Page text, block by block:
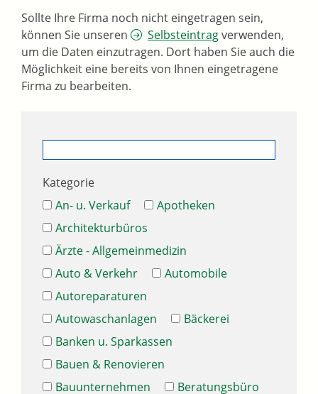
Sollte Ihre Firma noch nicht eingetragen sein,
können Sie unseren
Selbsteintragverwenden,
um die Daten einzutragen. Dort haben Sie auch die
Möglichkeit eine bereits von Ihnen eingetragene
Firma zu bearbeiten.
Kategorie
An- u. Verkauf
Apotheken
Architekturbüros
Ärzte - Allgemeinmedizin
Auto & Verkehr
Automobile
Autoreparaturen
Autowaschanlagen
Bäckerei
Banken u. Sparkassen
Bauen & Renovieren
Bauunternehmen
Beratungsbüro